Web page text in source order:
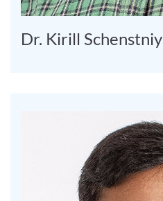
Dr. Kirill Schenstniy